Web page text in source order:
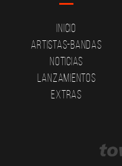
Inicio
Artistas-Bandas
Noticias
Lanzamientos
Extras